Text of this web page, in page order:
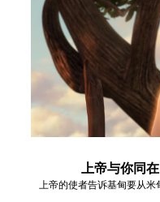
上帝与你同在